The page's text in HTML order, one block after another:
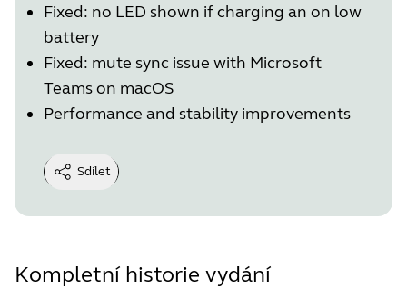
Fixed: no LED shown if charging an on low
battery
Fixed: mute sync issue with Microsoft
Teams on macOS
Performance and stability improvements
Sdílet
Kompletní historie vydání